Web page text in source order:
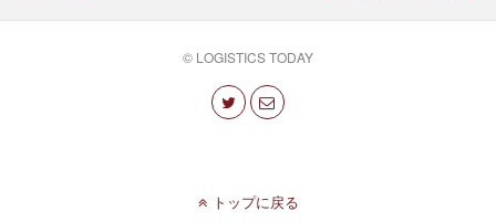
© LOGISTICS TODAY
トップに戻る